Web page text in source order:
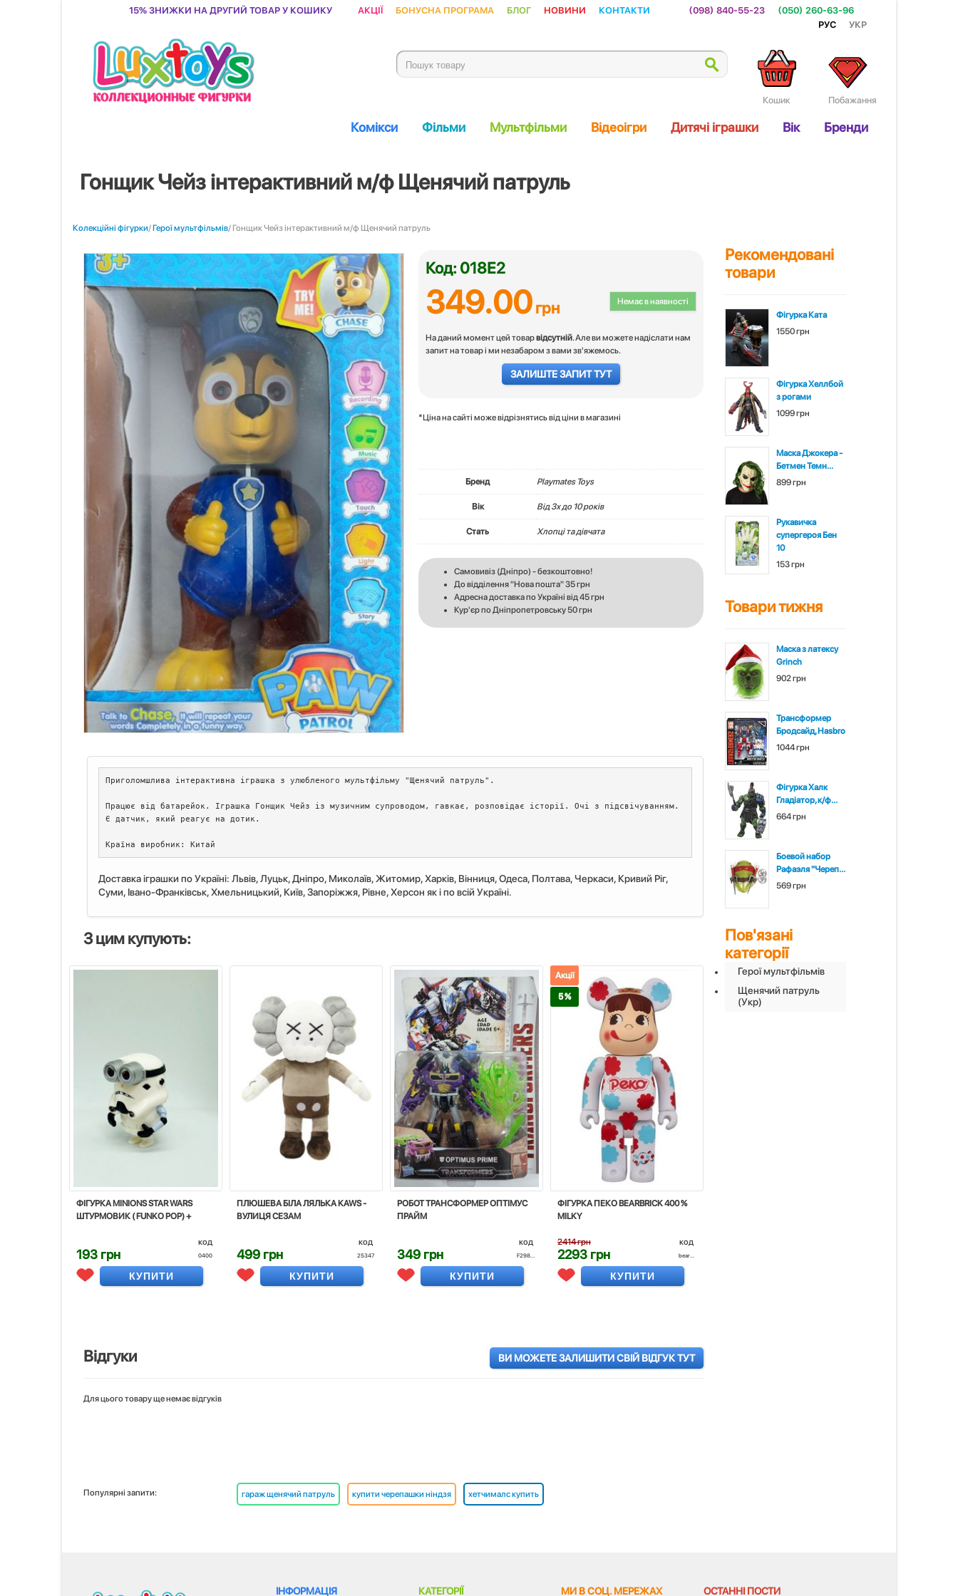
15% знижки на другий товар у кошику Акції Бонусна програма Блог Новини Контакти (098) 840-55-23
(050) 260-63-96
Рус
Укр
Побажання
Кошик
Комікси Фільми Мультфільми Відеоігри Дитячі іграшки Вік Бренди
Гонщик Чейз інтерактивний м/ф Щенячий патруль
Колекційні фігурки/Герої мультфільмів/ Гонщик Чейз інтерактивний м/ф Щенячий патруль
Код: 018Е2
Немає в наявності
349.00грн
На даний момент цей товарвідсутній. Але ви можете надіслати нам
запит на товар і ми незабаром з вами зв'яжемось.
ЗАЛИШТЕ ЗАПИТ ТУТ
*Ціна на сайті може відрізнятись від ціни в магазині
Бренд Playmates Toys
Вік Вiд 3х до 10 років
Стать Хлопці та дівчата
Самовивіз (Дніпро) - безкоштовно!
До відділення "Нова пошта" 35 грн
Адресна доставка по Україні від 45 грн
Кур'єр по Дніпропетровську 50 грн
Приголомшлива інтерактивна іграшка з улюбленого мультфільму "Щенячий патруль".
Працює від батарейок. Іграшка Гонщик Чейз із музичним супроводом, гавкає, розповідає історії. Очі з підсвічуванням.
Є датчик, який реагує на дотик.
Країна виробник: Китай
Доставка іграшки по Україні: Львiв, Луцьк, Дніпро, Миколаїв, Житомир, Харків, Вінниця, Одеса, Полтава, Черкаси, Кривий Ріг,
Суми, Івано-Франківськ, Хмельницький, Київ, Запоріжжя, Рівне, Херсон як і по всій Україні.
З цим купують:
ФІГУРКА MINIONS STAR WARS
ШТУРМОВИК ( FUNKO POP) +
193 грн
код
0400
КУПИТИ
ПЛЮШЕВА БІЛА ЛЯЛЬКА KAWS -
ВУЛИЦЯ СЕЗАМ
499 грн
код
25347
КУПИТИ
РОБОТ ТРАНСФОРМЕР ОПТІМУС
ПРАЙМ
349 грн
код
F298...
КУПИТИ
ФІГУРКА ПЕКО BEARBRICK 400 %
MILKY
Акції
5 %
2414 грн
2293 грн
код
bear...
КУПИТИ
Відгуки ВИ МОЖЕТЕ ЗАЛИШИТИ СВІЙ ВІДГУК ТУТ
Для цього товару ще немає відгуків
Рекомендовані
товари
Фігурка Ката
1550 грн
Фігурка Хеллбой
з рогами
1099 грн
Маска Джокера -
Бетмен Темн...
899 грн
Рукавичка
супергероя Бен
10
153 грн
Товари тижня
Маска з латексу
Grinch
902 грн
Трансформер
Бродсайд, Hasbro
1044 грн
Фігурка Халк
Гладіатор, к/ф...
664 грн
Боевой набор
Рафаэля "Череп...
569 грн
Пов'язані
категорії
Герої мультфільмів
Щенячий патруль
(Укр)
Популярні запити: гараж щенячий патруль купити черепашки ніндзя хетчималс купить
ІНФОРМАЦІЯ КАТЕГОРІЇ МИ В СОЦ. МЕРЕЖАХ ОСТАННІ ПОСТИ